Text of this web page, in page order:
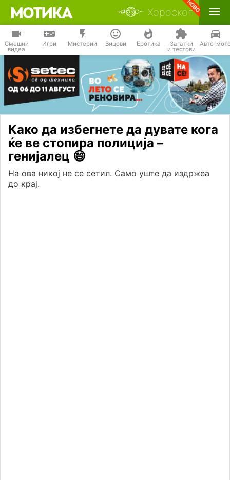
Хороскоп
Смешни
видеа
Игри Мистерии Вицови Еротика Загатки
и тестови
Авто-
Како да избегнете да дувате кога
ќе ве стопира полиција –
генијалец 😄
На ова никој не се сетил. Само уште да издржеа
до крај.